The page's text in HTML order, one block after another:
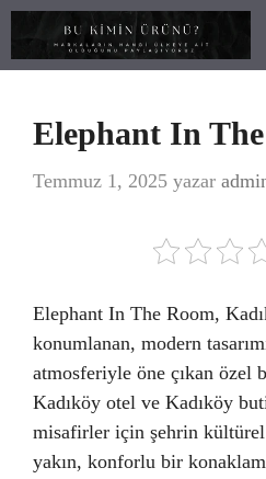
İçeriğe
Elephant In
Temmuz 1, 2025 yazar
Elephant In The Room,
konumlanan, modern
atmosferiyle öne çıkan özel
Kadıköy otel ve Kadıköy
misafirler için şehrin kültürel
yakın, konforlu bir